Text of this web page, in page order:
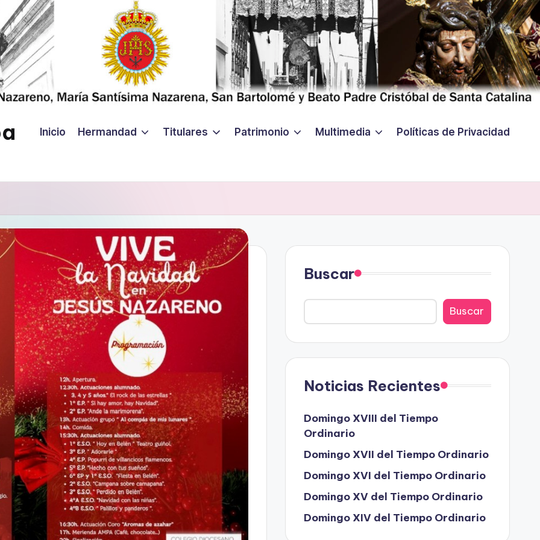
Inicio Hermandad Titulares Patrimonio Multimedia Políticas de Privacidad
Buscar
Buscar
Noticias Recientes
Domingo XVIII del Tiempo
Ordinario
Domingo XVII del Tiempo Ordinario
Domingo XVI del Tiempo Ordinario
Domingo XV del Tiempo Ordinario
Domingo XIV del Tiempo Ordinario